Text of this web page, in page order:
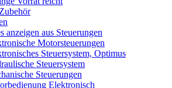
anzeigen aus Steuerungen
Motorsteuerungen
Steuersystem, Optimus
Steuersystem
Steuerungen
Elektronisch